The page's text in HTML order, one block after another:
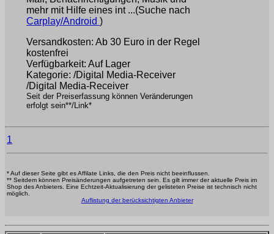
mehr mit Hilfe eines int ...(Suche nach
Carplay/Android )
Versandkosten: Ab 30 Euro in der Regel
kostenfrei
Verfügbarkeit: Auf Lager
Kategorie: /Digital Media-Receiver
/Digital Media-Receiver
Seit der Preiserfassung können Veränderungen
erfolgt sein**/Link*
1
* Auf dieser Seite gibt es Affilate Links, die den Preis nicht beeinflussen.
** Seitdem können Preisänderungen aufgetreten sein. Es gilt immer der aktuelle Preis im
Shop des Anbieters. Eine Echtzeit-Aktualisierung der gelisteten Preise ist technisch nicht
möglich.
Auflistung der berücksichtigten Anbieter